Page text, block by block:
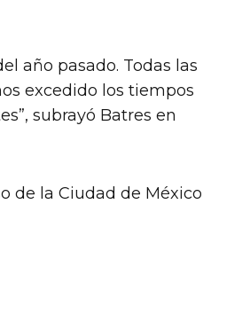
año pasado. Todas las
excedido los tiempos
subrayó Batres en
de la Ciudad de México